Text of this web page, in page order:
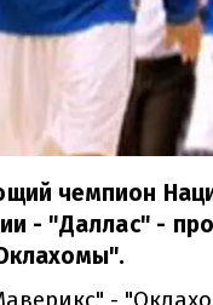
чемпион
- "Даллас" -
-